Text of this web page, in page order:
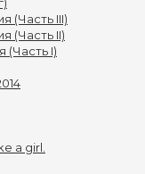
(Часть III)
(Часть II)
(Часть I)
a girl.